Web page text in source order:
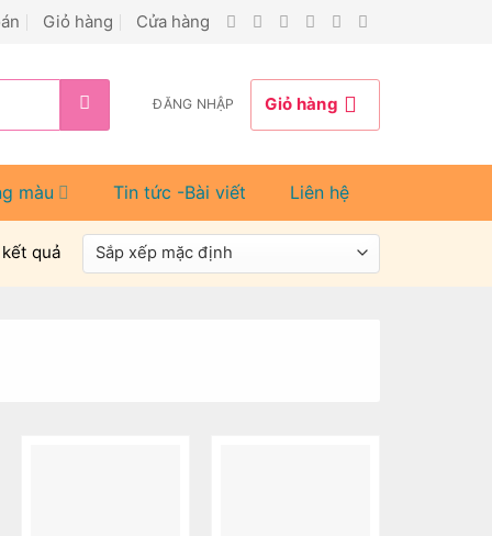
Giỏ hàng Cửa hàng
ĐĂNG NHẬP Giỏ hàng
màu Tin tức -Bài viết Liên hệ
quả